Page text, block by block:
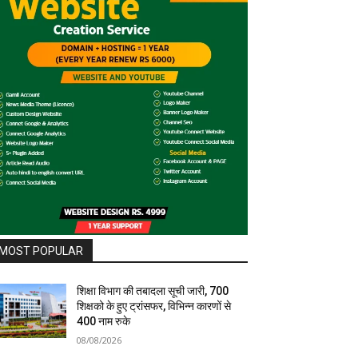
POPULAR
शिक्षा विभाग की तबादला सूची जारी, 700
शिक्षको के हुए ट्रांसफर, विभिन्न कारणों से
400 नाम रुके
08/08/2026